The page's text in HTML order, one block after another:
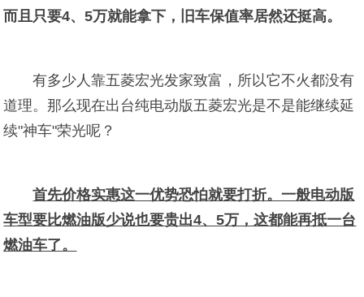
而且只要4、5万就能拿下，旧车保值率居然还挺高。
有多少人靠五菱宏光发家致富，所以它不火都没有
道理。那么现在出台纯电动版五菱宏光是不是能继续延
续"神车"荣光呢？
首先价格实惠这一优势恐怕就要打折。一般电动版
车型要比燃油版少说也要贵出4、5万，这都能再抵一台
燃油车了。